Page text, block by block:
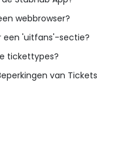
webbrowser?
een 'uitfans'-sectie?
tickettypes?
van Tickets